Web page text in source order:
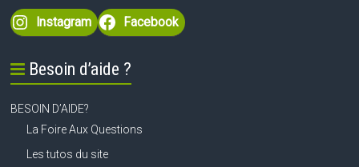
Instagram Facebook
Besoin d’aide ?
BESOIN D’AIDE?
La Foire Aux Questions
Les tutos du site